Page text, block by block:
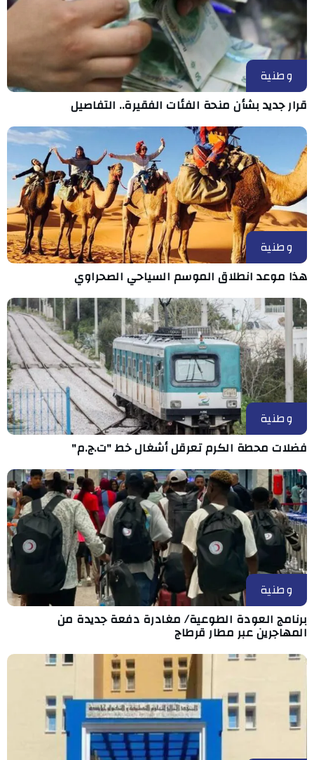
وطنية
قرار جديد بشأن منحة الفئات الفقيرة.. التفاصيل
وطنية
هذا موعد انطلاق الموسم السياحي الصحراوي
وطنية
فضلات محطة الكرم تعرقل أشغال خط "ت.ج.م"
وطنية
برنامج العودة الطوعية/ مغادرة دفعة جديدة من
المهاجرين عبر مطار قرطاج